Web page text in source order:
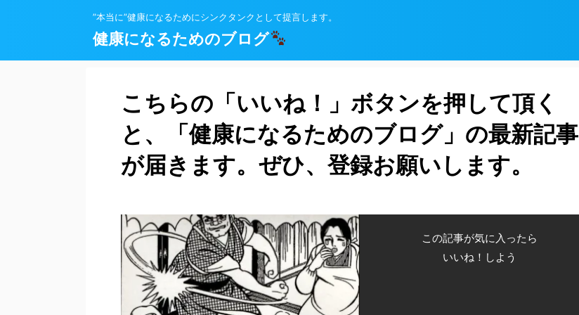
”本当に”健康になるためにシンクタンクとして提言します。
健康になるためのブログ
こちらの「いいね！」ボタンを押して頂く
と、「健康になるためのブログ」の最新記事
が届きます。ぜひ、登録お願いします。
この記事が気に入ったら
いいね！しよう